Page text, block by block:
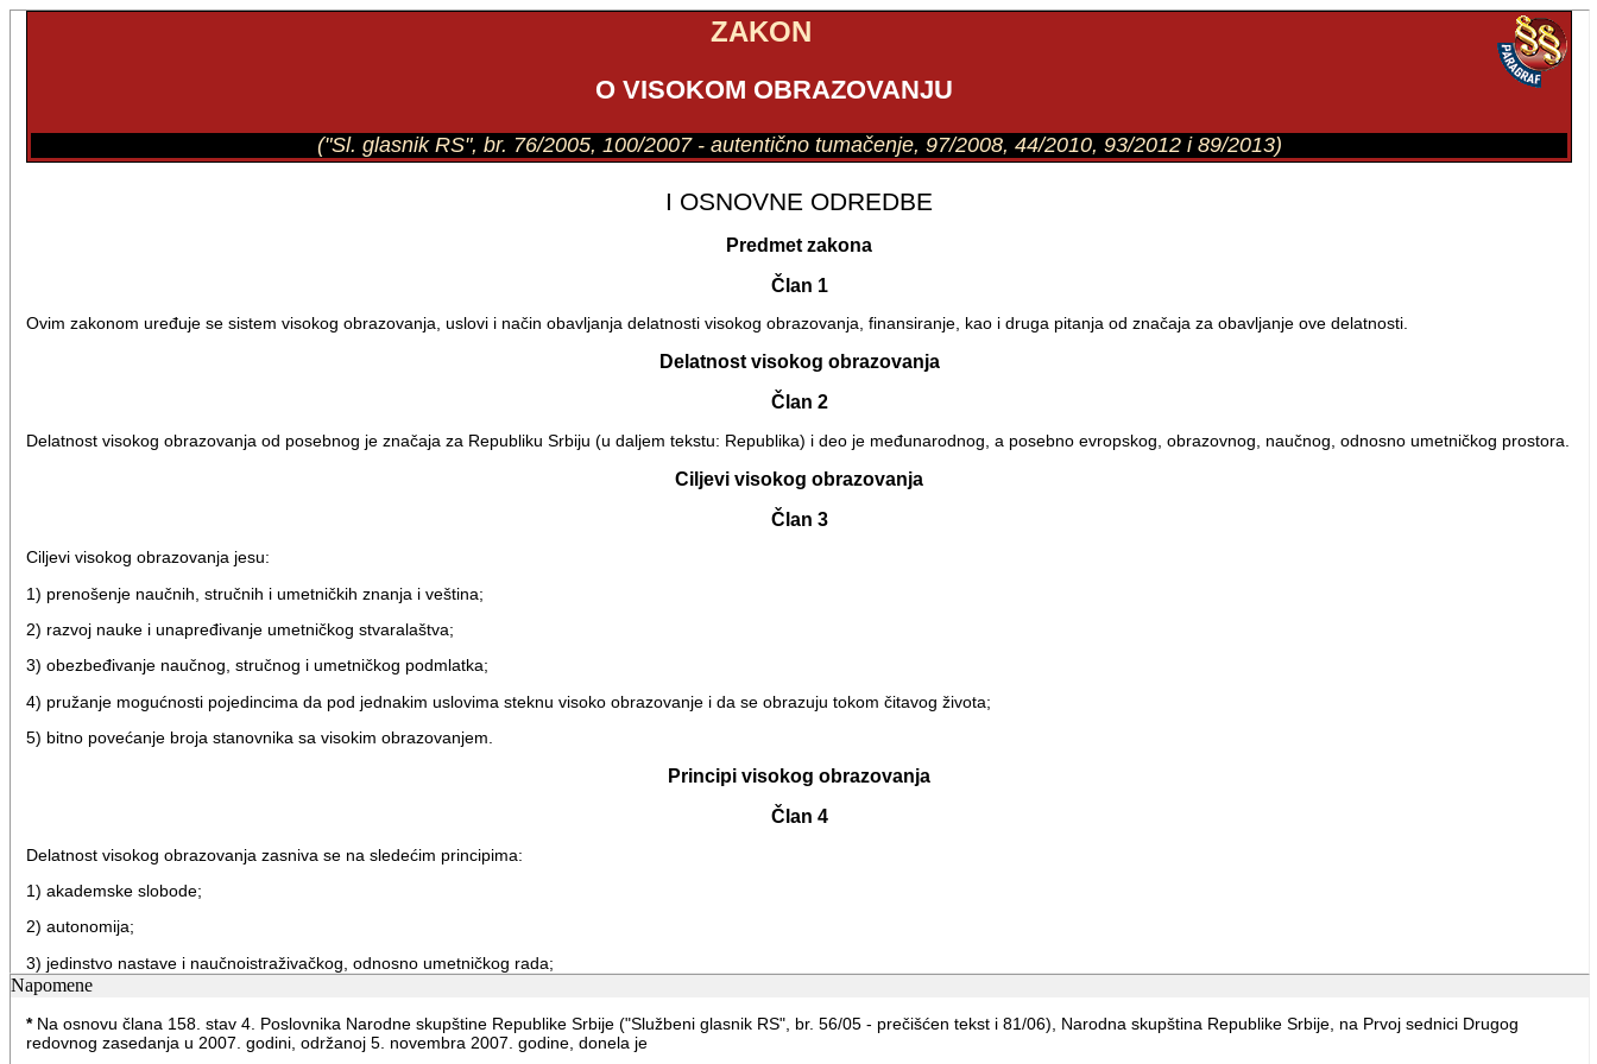
ZAKON
O VISOKOM OBRAZOVANJU
("Sl. glasnik RS", br. 76/2005, 100/2007 - autentično tumačenje, 97/2008, 44/2010, 93/2012 i 89/2013)
I OSNOVNE ODREDBE
Predmet zakona
Član 1
Ovim zakonom uređuje se sistem visokog obrazovanja, uslovi i način obavljanja delatnosti visokog obrazovanja, finansiranje, kao i druga pitanja od značaja za obavljanje ove delatnosti.
Delatnost visokog obrazovanja
Član 2
Delatnost visokog obrazovanja od posebnog je značaja za Republiku Srbiju (u daljem tekstu: Republika) i deo je međunarodnog, a posebno evropskog, obrazovnog, naučnog, odnosno umetničkog prostora.
Ciljevi visokog obrazovanja
Član 3
Ciljevi visokog obrazovanja jesu:
1) prenošenje naučnih, stručnih i umetničkih znanja i veština;
2) razvoj nauke i unapređivanje umetničkog stvaralaštva;
3) obezbeđivanje naučnog, stručnog i umetničkog podmlatka;
4) pružanje mogućnosti pojedincima da pod jednakim uslovima steknu visoko obrazovanje i da se obrazuju tokom čitavog života;
5) bitno povećanje broja stanovnika sa visokim obrazovanjem.
Principi visokog obrazovanja
Član 4
Delatnost visokog obrazovanja zasniva se na sledećim principima:
1) akademske slobode;
2) autonomija;
3) jedinstvo nastave i naučnoistraživačkog, odnosno umetničkog rada;
4) otvorenost prema javnosti i građanima;
5) uvažavanje humanističkih i demokratskih vrednosti nacionalne i evropske tradicije i vrednosti kulturnog nasleđa;
Napomene
*Na osnovu člana 158. stav 4. Poslovnika Narodne skupštine Republike Srbije ("Službeni glasnik RS", br. 56/05 - prečišćen tekst i 81/06), Narodna skupština Republike Srbije, na Prvoj sednici Drugog
redovnog zasedanja u 2007. godini, održanoj 5. novembra 2007. godine, donela je